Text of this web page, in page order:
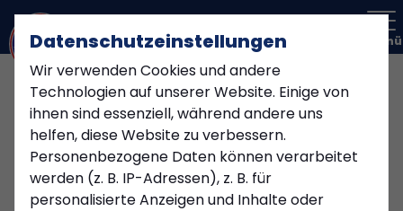
Datenschutzeinstellungen
Wir verwenden Cookies und andere
Technologien auf unserer Website. Einige von
ihnen sind essenziell, während andere uns
helfen, diese Website zu verbessern.
Personenbezogene Daten können verarbeitet
werden (z. B. IP-Adressen), z. B. für
personalisierte Anzeigen und Inhalte oder
Menü
Frauen Kreisliga A Iserlohn 25/26 , 13. Spieltag
FFC Lüdenscheid
1. Frauen
7:0
(2:0)
Kiersper Sport-Club